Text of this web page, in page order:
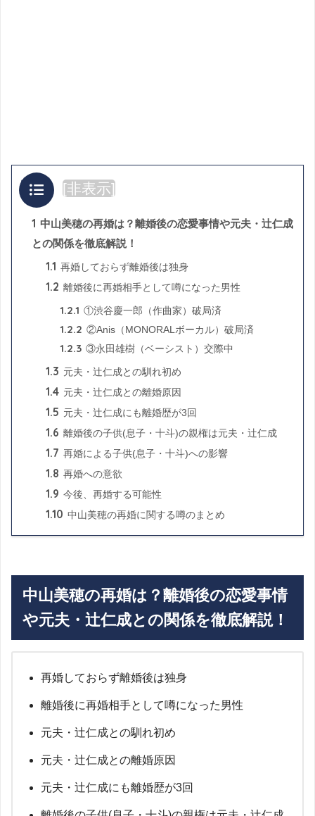
目次 [非表示]
1 中山美穂の再婚は？離婚後の恋愛事情や元夫・辻仁成
との関係を徹底解説！
1.1 再婚しておらず離婚後は独身
1.2 離婚後に再婚相手として噂になった男性
1.2.1 ①渋谷慶一郎（作曲家）破局済
1.2.2 ②Anis（MONORALボーカル）破局済
1.2.3 ③永田雄樹（ベーシスト）交際中
1.3 元夫・辻仁成との馴れ初め
1.4 元夫・辻仁成との離婚原因
1.5 元夫・辻仁成にも離婚歴が3回
1.6 離婚後の子供(息子・十斗)の親権は元夫・辻仁成
1.7 再婚による子供(息子・十斗)への影響
1.8 再婚への意欲
1.9 今後、再婚する可能性
1.10 中山美穂の再婚に関する噂のまとめ
中山美穂の再婚は？離婚後の恋愛事情
や元夫・辻仁成との関係を徹底解説！
再婚しておらず離婚後は独身
離婚後に再婚相手として噂になった男性
元夫・辻仁成との馴れ初め
元夫・辻仁成との離婚原因
元夫・辻仁成にも離婚歴が3回